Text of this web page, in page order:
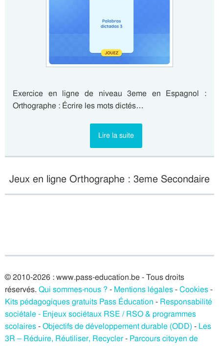
Exercice en ligne de niveau 3eme en Espagnol :
Orthographe : Écrire les mots dictés…
Lire la suite
Jeux en ligne Orthographe : 3eme Secondaire
© 2010-2026 : www.pass-education.be - Tous droits
réservés. Qui sommes-nous ? - Mentions légales-Cookies-
Kits pédagogiques gratuits Pass Éducation - Responsabilité
sociétale - Enjeux sociétaux RSE / RSO & programmes
scolaires-Objectifs de développement durable (ODD) - Les
3R – Réduire, Réutiliser, Recycler- Parcours citoyen de